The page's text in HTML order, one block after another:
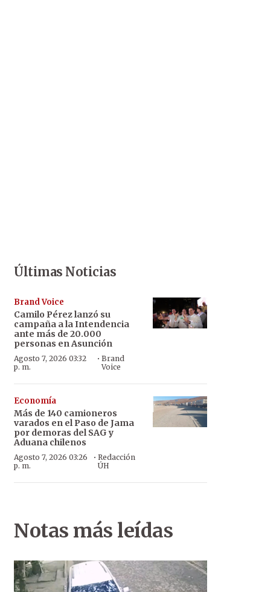
Últimas Noticias
Brand Voice
Camilo Pérez lanzó su
campaña a la Intendencia
ante más de 20.000
personas en Asunción
Agosto 7, 2026 03:32
p. m.
· Brand
Voice
Economía
Más de 140 camioneros
varados en el Paso de Jama
por demoras del SAG y
Aduana chilenos
Agosto 7, 2026 03:26
p. m.
·Redacción
ÚH
Notas más leídas